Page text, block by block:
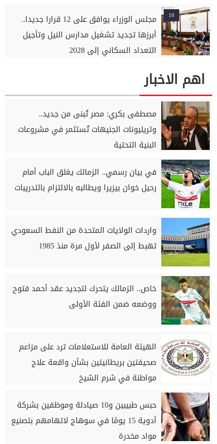
10
مجلس الوزراء يوافق على 12 قرارا جديدا..
أبرزها تجديد تشغيل مدارس النيل وتأجيل
التعداد السكاني إلى 2028
اهم الاخبار
مصطفى بكري: مصر تُبنى من جديد..
وتريليونات الجنيهات تُستثمر في مشروعات
البنية التحتية
في بيان رسمي.. الزمالك يغلق الباب أمام
رحيل خوان بيزيرا ويطالبه بالالتزام بالتدريبات
واردات الولايات المتحدة من النفط السعودي
تهبط إلى الصفر لأول مرة منذ 1985
خاص.. الزمالك يتحرك لتجديد عقد أحمد فتوح
ووضعه ضمن الفئة الأولى
الهيئة العامة للاستعلامات ترد على مزاعم
صحيفتين بريطانيتين بشأن واقعة علاج
مواطنة في شرم الشيخ
حبس طبيبين و10 صيادلة وموظفين بشركة
أدوية 15 يومًا في سوهاج لاتهامهم بتصنيع
مواد مخدرة